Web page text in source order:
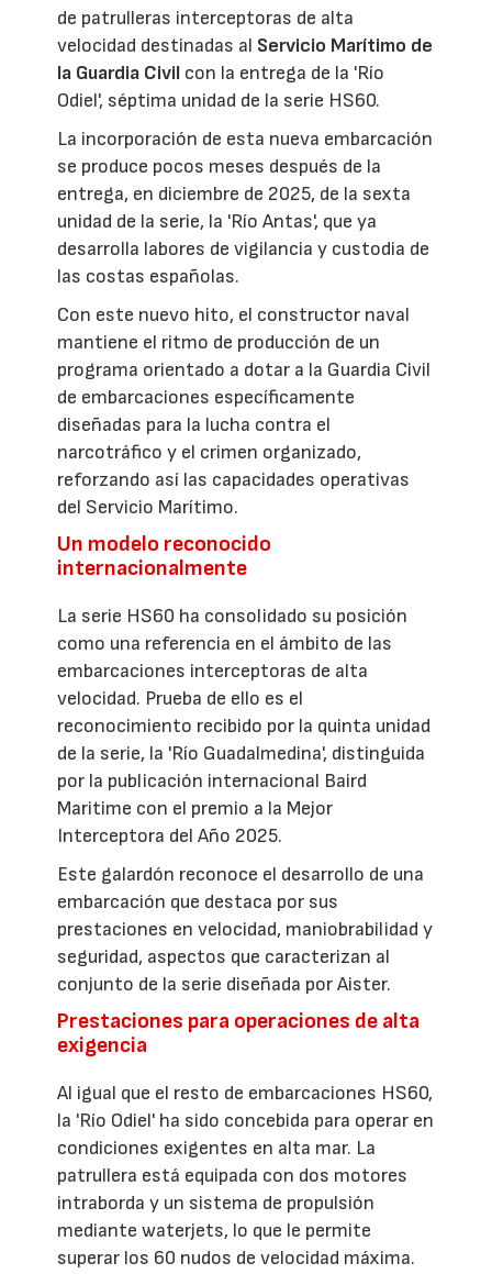
de patrulleras interceptoras de alta
velocidad destinadas al Servicio Marítimo de
la Guardia Civil con la entrega de la 'Río
Odiel', séptima unidad de la serie HS60.
La incorporación de esta nueva embarcación
se produce pocos meses después de la
entrega, en diciembre de 2025, de la sexta
unidad de la serie, la 'Río Antas', que ya
desarrolla labores de vigilancia y custodia de
las costas españolas.
Con este nuevo hito, el constructor naval
mantiene el ritmo de producción de un
programa orientado a dotar a la Guardia Civil
de embarcaciones específicamente
diseñadas para la lucha contra el
narcotráfico y el crimen organizado,
reforzando así las capacidades operativas
del Servicio Marítimo.
Un modelo reconocido
internacionalmente
La serie HS60 ha consolidado su posición
como una referencia en el ámbito de las
embarcaciones interceptoras de alta
velocidad. Prueba de ello es el
reconocimiento recibido por la quinta unidad
de la serie, la 'Río Guadalmedina', distinguida
por la publicación internacional Baird
Maritime con el premio a la Mejor
Interceptora del Año 2025.
Este galardón reconoce el desarrollo de una
embarcación que destaca por sus
prestaciones en velocidad, maniobrabilidad y
seguridad, aspectos que caracterizan al
conjunto de la serie diseñada por Aister.
Prestaciones para operaciones de alta
exigencia
Al igual que el resto de embarcaciones HS60,
la 'Río Odiel' ha sido concebida para operar en
condiciones exigentes en alta mar. La
patrullera está equipada con dos motores
intraborda y un sistema de propulsión
mediante waterjets, lo que le permite
superar los 60 nudos de velocidad máxima.